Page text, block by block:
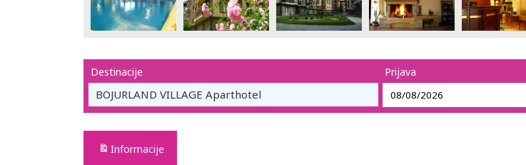
Destinacije
BOJURLAND VILLAGE Aparthotel
Prijava
Informacije